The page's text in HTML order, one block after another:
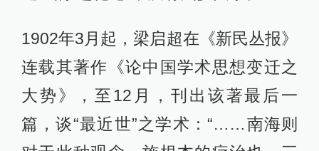
尔文不连接的。
所以说梁再次将“大同三世说”认定
为“进化之理”，再次肯定其是在达尔文
主义传入中国之前，由康独立“发